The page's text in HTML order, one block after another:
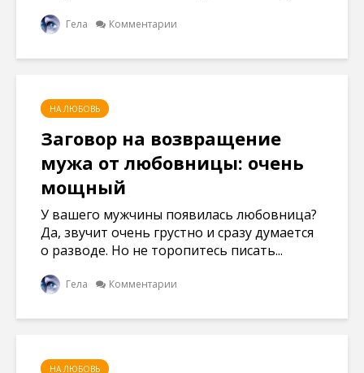
Гела Комментарии
НА ЛЮБОВЬ
Заговор на возвращение
мужа от любовницы: очень
мощный
У вашего мужчины появилась любовница?
Да, звучит очень грустно и сразу думается
о разводе. Но не торопитесь писать...
Гела Комментарии
НА ЛЮБОВЬ